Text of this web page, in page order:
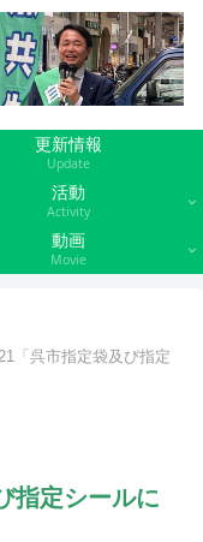
更新情報
Update
活動
Activity
動画
Movie
「呉市指定袋及び指定
指定シールに